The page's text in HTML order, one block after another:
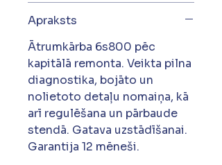
Apraksts
Ātrumkārba 6s800 pēc
kapitālā remonta. Veikta pilna
diagnostika, bojāto un
nolietoto detaļu nomaiņa, kā
arī regulēšana un pārbaude
stendā. Gatava uzstādīšanai.
Garantija 12 mēneši.